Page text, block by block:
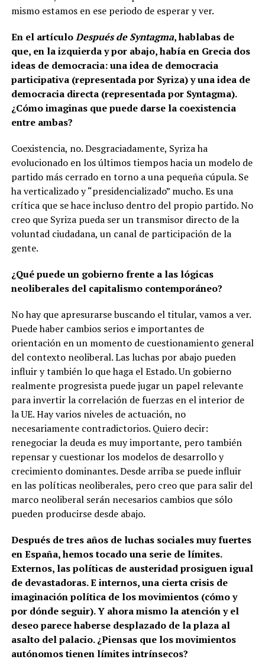
mismo estamos en ese periodo de esperar y ver.
En el artículoDespués de Syntagma, hablabas de
que, en la izquierda y por abajo, había en Grecia dos
ideas de democracia: una idea de democracia
participativa (representada por Syriza) y una idea de
democracia directa (representada por Syntagma).
¿Cómo imaginas que puede darse la coexistencia
entre ambas?
Coexistencia, no. Desgraciadamente, Syriza ha
evolucionado en los últimos tiempos hacia un modelo de
partido más cerrado en torno a una pequeña cúpula. Se
ha verticalizado y “presidencializado” mucho. Es una
crítica que se hace incluso dentro del propio partido. No
creo que Syriza pueda ser un transmisor directo de la
voluntad ciudadana, un canal de participación de la
gente.
¿Qué puede un gobierno frente a las lógicas
neoliberales del capitalismo contemporáneo?
No hay que apresurarse buscando el titular, vamos a ver.
Puede haber cambios serios e importantes de
orientación en un momento de cuestionamiento general
del contexto neoliberal. Las luchas por abajo pueden
influir y también lo que haga el Estado. Un gobierno
realmente progresista puede jugar un papel relevante
para invertir la correlación de fuerzas en el interior de
la UE. Hay varios niveles de actuación, no
necesariamente contradictorios. Quiero decir:
renegociar la deuda es muy importante, pero también
repensar y cuestionar los modelos de desarrollo y
crecimiento dominantes.Desde arriba se puede influir
en las políticas neoliberales, pero creo que para salir del
marco neoliberal serán necesarios cambios que sólo
pueden producirse desde abajo.
Después de tres años de luchas sociales muy fuertes
en España, hemos tocado una serie de límites.
Externos, las políticas de austeridad prosiguen igual
de devastadoras. E internos, una cierta crisis de
imaginación política de los movimientos (cómo y
por dónde seguir). Y ahora mismo la atención y el
deseo parece haberse desplazado de la plaza al
asalto del palacio. ¿Piensas que los movimientos
autónomos tienen límites intrínsecos?